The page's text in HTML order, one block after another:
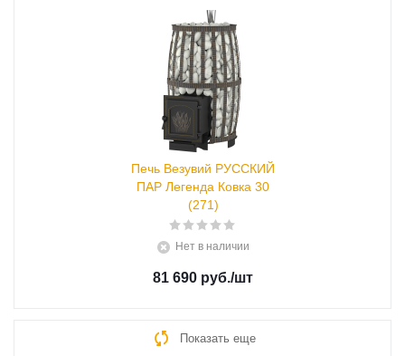
Печь Везувий РУССКИЙ
ПАР Легенда Ковка 30
(271)
Нет в наличии
81 690 руб./шт
Показать еще